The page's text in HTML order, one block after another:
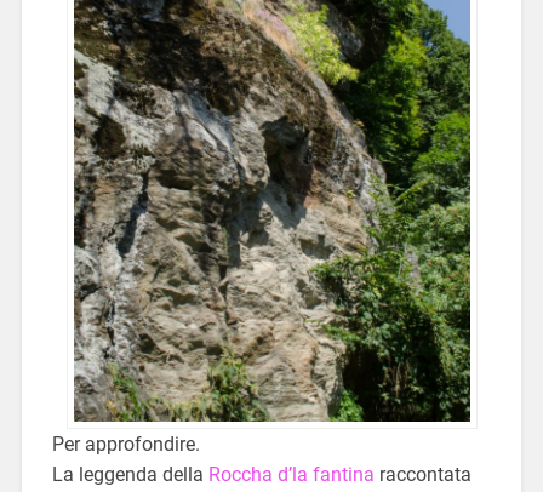
Per approfondire.
La leggenda della Roccha d’la fantina raccontata